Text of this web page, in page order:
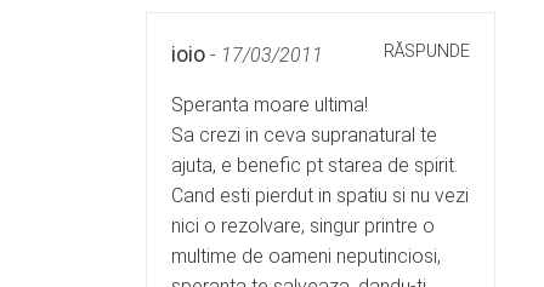
ioio - 17/03/2011 RĂSPUNDE
Speranta moare ultima!
Sa crezi in ceva supranatural te
ajuta, e benefic pt starea de spirit.
Cand esti pierdut in spatiu si nu vezi
nici o rezolvare, singur printre o
multime de oameni neputinciosi,